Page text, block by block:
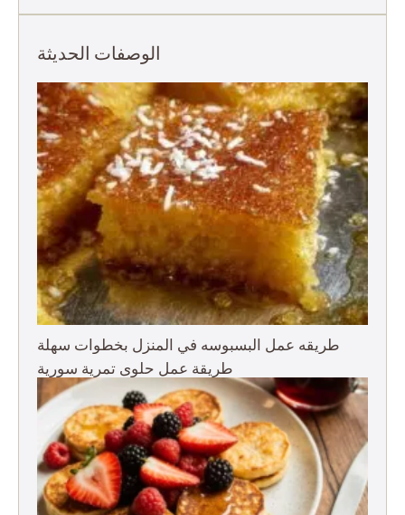
الوصفات الحديثة
طريقه عمل البسبوسه في المنزل بخطوات سهلة
طريقة عمل حلوى تمرية سورية